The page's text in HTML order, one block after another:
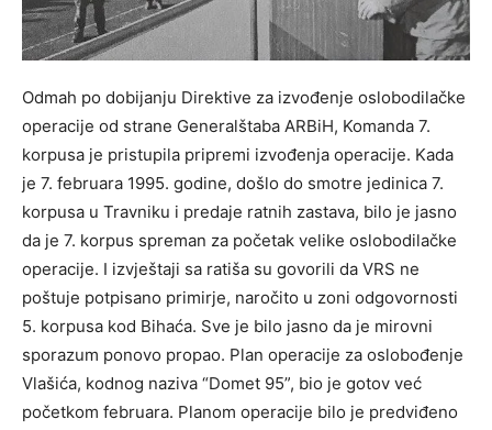
Odmah po dobijanju Direktive za izvođenje oslobodilačke
operacije od strane Generalštaba ARBiH, Komanda 7.
korpusa je pristupila pripremi izvođenja operacije. Kada
je 7. februara 1995. godine, došlo do smotre jedinica 7.
korpusa u Travniku i predaje ratnih zastava, bilo je jasno
da je 7. korpus spreman za početak velike oslobodilačke
operacije. I izvještaji sa ratiša su govorili da VRS ne
poštuje potpisano primirje, naročito u zoni odgovornosti
5. korpusa kod Bihaća. Sve je bilo jasno da je mirovni
sporazum ponovo propao. Plan operacije za oslobođenje
Vlašića, kodnog naziva “Domet 95”, bio je gotov već
početkom februara. Planom operacije bilo je predviđeno